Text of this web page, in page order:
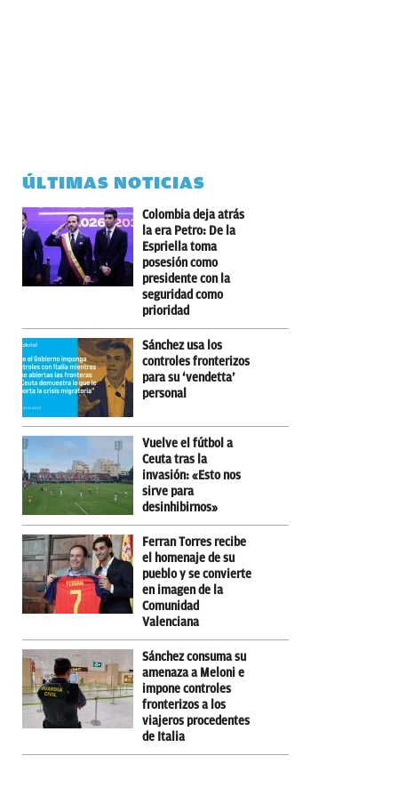
ÚLTIMAS NOTICIAS
Colombia deja atrás
la era Petro: De la
Espriella toma
posesión como
presidente con la
seguridad como
prioridad
Sánchez usa los
controles fronterizos
para su ‘vendetta’
personal
Vuelve el fútbol a
Ceuta tras la
invasión: «Esto nos
sirve para
desinhibirnos»
Ferran Torres recibe
el homenaje de su
pueblo y se convierte
en imagen de la
Comunidad
Valenciana
Sánchez consuma su
amenaza a Meloni e
impone controles
fronterizos a los
viajeros procedentes
de Italia